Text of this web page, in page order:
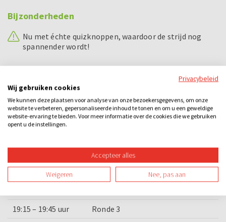
Bijzonderheden
Nu met échte quizknoppen, waardoor de strijd nog
spannender wordt!
Tijd
Wat
17:00 – 17:15 uur
Welkom en uitleg activiteit
Voorgerecht
18:15 – 18:45 uur
19:15 – 19:45 uur
Ronde 3
Privacybeleid
Wij gebruiken cookies
We kunnen deze plaatsen voor analyse van onze bezoekersgegevens, om onze
website te verbeteren, gepersonaliseerde inhoud te tonen en om u een geweldige
website-ervaring te bieden. Voor meer informatie over de cookies die we gebruiken
opent u de instellingen.
Accepteer alles
Weigeren Nee, pas aan